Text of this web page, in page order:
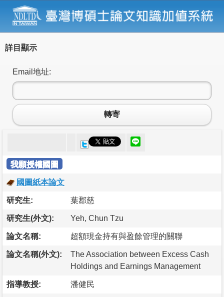
詳目顯示
Email地址:
轉寄
我願授權國圖
國圖紙本論文
研究生: 葉郡慈
研究生(外文): Yeh, Chun Tzu
論文名稱: 超額現金持有與盈餘管理的關聯
論文名稱(外文):
The Association between Excess Cash
Holdings and Earnings Management
指導教授: 潘健民